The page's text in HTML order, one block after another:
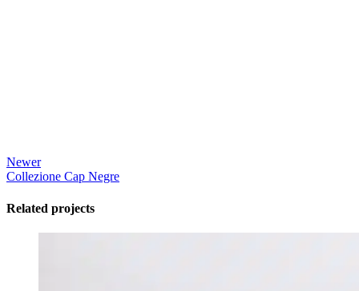
Newer
Collezione Cap Negre
Related projects